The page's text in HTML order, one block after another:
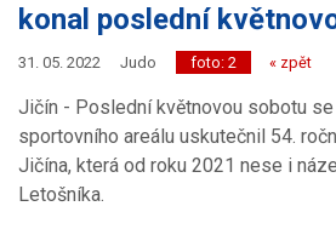
konal poslední
31. 05. 2022 Judo foto: 2 « zpět
Jičín - Poslední květnovou sobotu
sportovního areálu uskutečnil 54.
Jičína, která od roku 2021 nese i
Letošníka.